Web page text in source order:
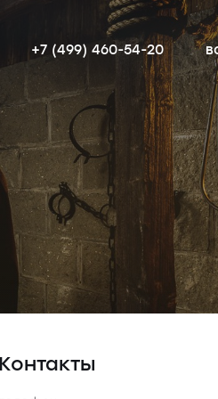
читать далее
+7 (499) 460-54-20
Контакты